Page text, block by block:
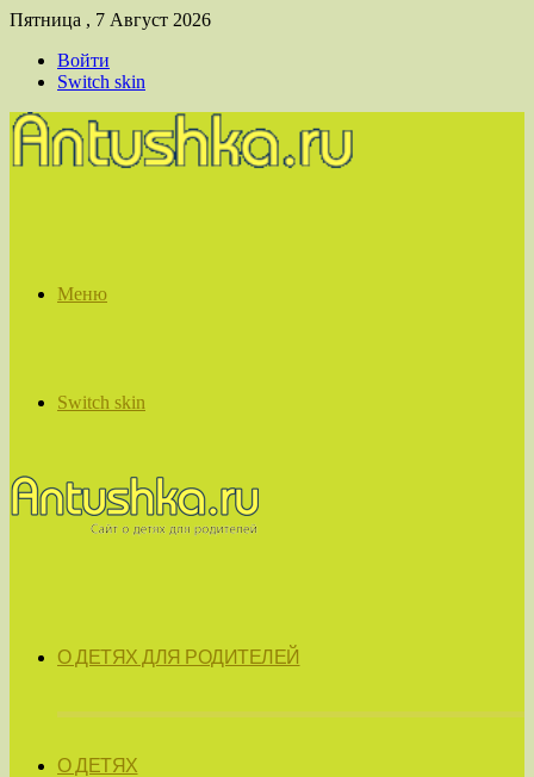
Пятница , 7 Август 2026
Войти
Switch skin
Меню
Switch skin
О ДЕТЯХ ДЛЯ РОДИТЕЛЕЙ
О ДЕТЯХ